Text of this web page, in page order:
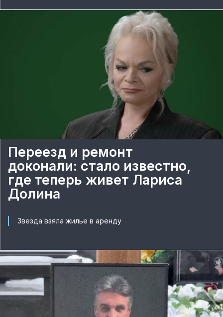
Переезд и ремонт
доконали: стало известно,
где теперь живет Лариса
Долина
Звезда взяла жилье в аренду